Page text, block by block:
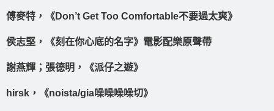
傅麥特，《Don’t Get Too Comfortable不要過太爽》
侯志堅，《刻在你心底的名字》電影配樂原聲帶
謝燕輝；張德明，《派仔之遊》
hirsk，《noista/gia噪噪噪噪切》